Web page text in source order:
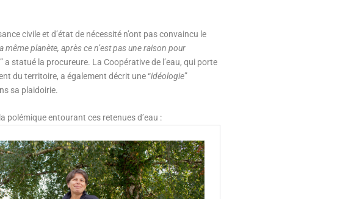
civile et d’état de nécessité n’ont pas convaincu le
même planète, après ce n’est pas une raison pour
,” a statué la procureure. La Coopérative de l’eau, qui porte
du territoire, a également décrit une “idéologie”
sa plaidoirie.
polémique entourant ces retenues d’eau :